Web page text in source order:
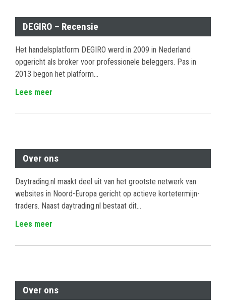
DEGIRO – Recensie
Het handelsplatform DEGIRO werd in 2009 in Nederland
opgericht als broker voor professionele beleggers. Pas in
2013 begon het platform...
Lees meer
Over ons
Daytrading.nl maakt deel uit van het grootste netwerk van
websites in Noord-Europa gericht op actieve kortetermijn-
traders. Naast daytrading.nl bestaat dit...
Lees meer
Over ons